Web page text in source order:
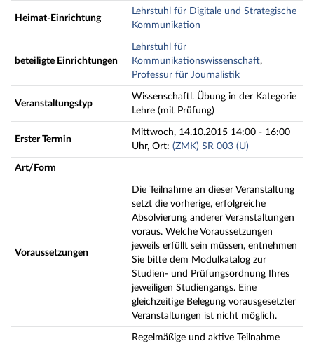
Heimat-Einrichtung
Lehrstuhl für Digitale und Strategische
Kommunikation
beteiligte Einrichtungen
Lehrstuhl für
Kommunikationswissenschaft,
Professur für Journalistik
Veranstaltungstyp
Wissenschaftl. Übung in der Kategorie
Lehre (mit Prüfung)
Erster Termin
Mittwoch, 14.10.2015 14:00 - 16:00
Uhr, Ort: (ZMK) SR 003 (U)
Art/Form
Voraussetzungen
Die Teilnahme an dieser Veranstaltung
setzt die vorherige, erfolgreiche
Absolvierung anderer Veranstaltungen
voraus. Welche Voraussetzungen
jeweils erfüllt sein müssen, entnehmen
Sie bitte dem Modulkatalog zur
Studien- und Prüfungsordnung Ihres
jeweiligen Studiengangs. Eine
gleichzeitige Belegung vorausgesetzter
Veranstaltungen ist nicht möglich.
Regelmäßige und aktive Teilnahme